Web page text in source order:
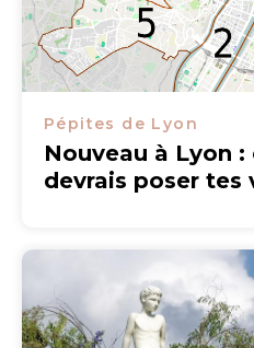
Pépites de Lyon
Nouveau à Lyon
devrais poser tes